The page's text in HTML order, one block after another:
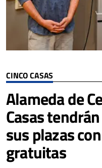
CINCO CASAS
Alameda de
Casas
sus plazas
gratuitas